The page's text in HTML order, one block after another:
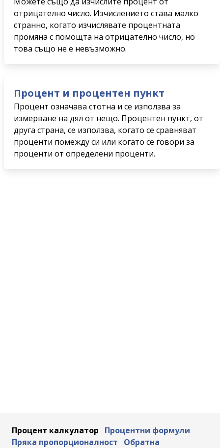
отрицателно число. Изчислението става малко
странно, когато изчислявате процентната
промяна с помощта на отрицателно число, но
това също не е невъзможно.
Процент и процентен пункт
Процент означава стотна и се използва за
измерване на дял от нещо. Процентен пункт, от
друга страна, се използва, когато се сравняват
проценти помежду си или когато се говори за
проценти от определени проценти.
Процент калкулатор
Процентни формули
Пряка пропорционалност
Обратна